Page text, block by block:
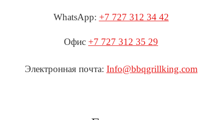
WhatsApp: +7 727 312 34 42
Офис +7 727 312 35 29
Электронная почта: Info@bbqgrillking.com